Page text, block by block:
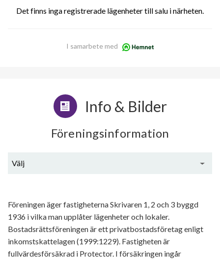
Det finns inga registrerade lägenheter till salu i närheten.
I samarbete med
Info & Bilder
Föreningsinformation
Välj
Föreningen äger fastigheterna Skrivaren 1, 2 och 3 byggd
1936 i vilka man upplåter lägenheter och lokaler.
Bostadsrättsföreningen är ett privatbostadsföretag enligt
inkomstskattelagen (1999:1229). Fastigheten är
fullvärdesförsäkrad i Protector. I försäkringen ingår